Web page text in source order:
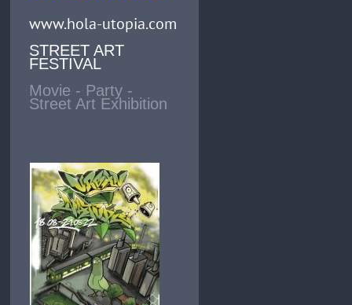
www.hola-utopia.com
STREET ART
FESTIVAL
Movie - Party -
Street Art Exhibition